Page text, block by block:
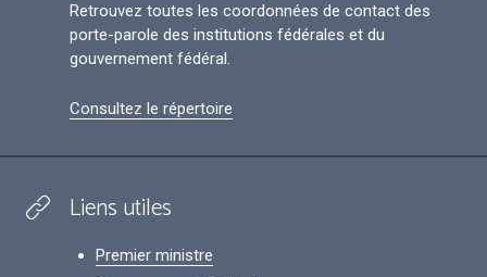
Retrouvez toutes les coordonnées de contact des
porte-parole des institutions fédérales et du
gouvernement fédéral.
Consultez le répertoire
Liens utiles
Premier ministre